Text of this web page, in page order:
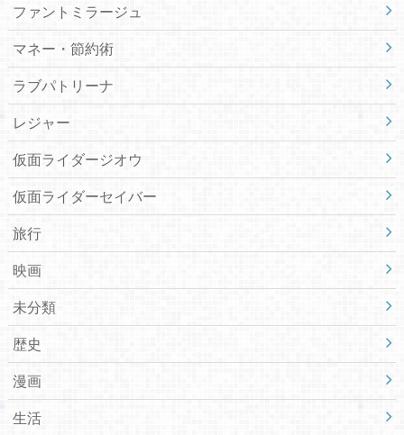
ファントミラージュ
マネー・節約術
ラブパトリーナ
レジャー
仮面ライダージオウ
仮面ライダーセイバー
旅行
映画
未分類
歴史
漫画
生活